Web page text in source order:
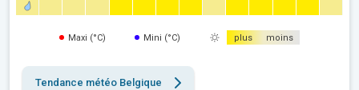
Maxi (°C) Mini (°C) plus moins
Tendance météo Belgique